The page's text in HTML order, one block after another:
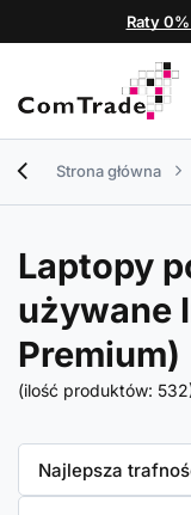
Raty
Strona główna
Laptopy
używane
Premium)
(ilość produktów: 532
Zmień sortowanie
Najlepsza